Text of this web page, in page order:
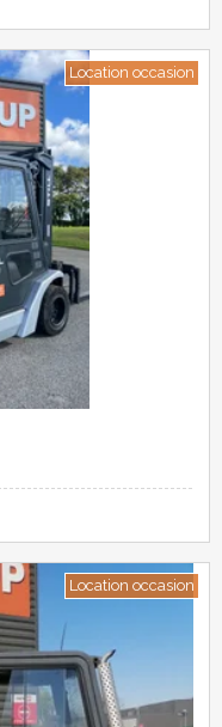
Location occasion
Location occasion